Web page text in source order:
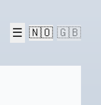
☰ 🇳🇴 🇬🇧